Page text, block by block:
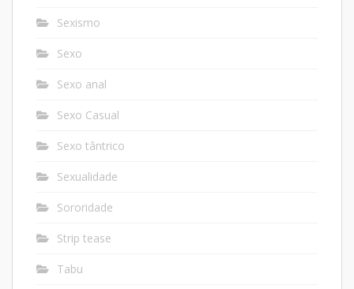
Sexismo
Sexo
Sexo anal
Sexo Casual
Sexo tântrico
Sexualidade
Sororidade
Strip tease
Tabu